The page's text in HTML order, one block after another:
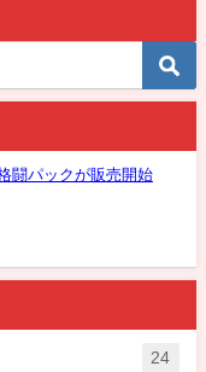
闘パックが販売開始
24